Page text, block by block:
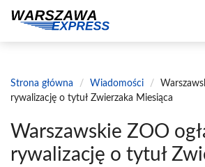
treści
Strona główna / Wiadomości /
rywalizację o tytuł Zwierzaka Miesiąca
Warszawskie ZOO
rywalizację o tytuł